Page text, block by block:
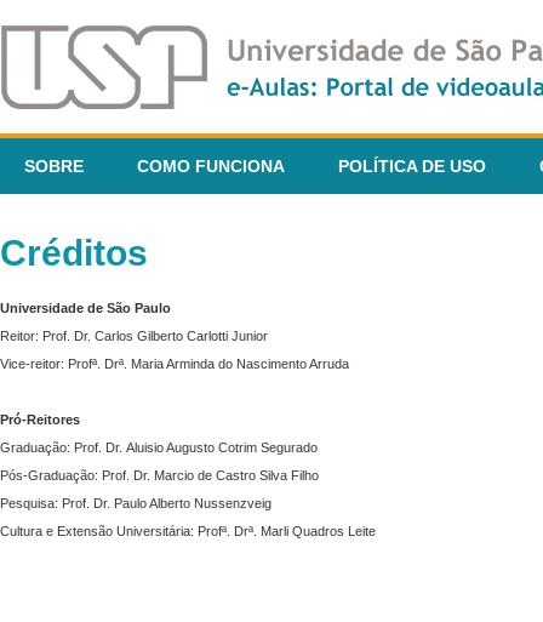
SOBRE COMO FUNCIONA POLÍTICA DE USO
Créditos
Universidade de São Paulo
Reitor: Prof. Dr. Carlos Gilberto Carlotti Junior
Vice-reitor: Profª. Drª. Maria Arminda do Nascimento Arruda
Pró-Reitores
Graduação: Prof. Dr. Aluisio Augusto Cotrim Segurado
Pós-Graduação: Prof. Dr. Marcio de Castro Silva Filho
Pesquisa: Prof. Dr. Paulo Alberto Nussenzveig
Cultura e Extensão Universitária: Profª. Drª. Marli Quadros Leite